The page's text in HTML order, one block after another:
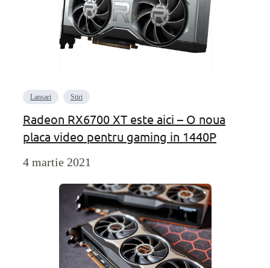
Lansari Stiri
Radeon RX6700 XT este aici – O noua
placa video pentru gaming in 1440P
4 martie 2021